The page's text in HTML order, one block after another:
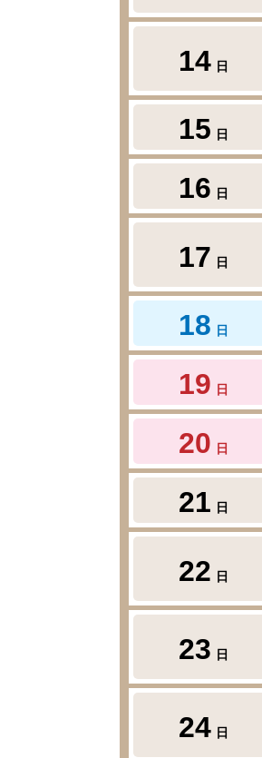
14 日
15 日
16 日
17 日
18 日
19 日
20 日
21 日
22 日
23 日
24 日